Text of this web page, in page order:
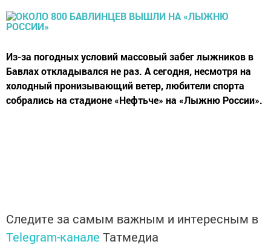
Из-за погодных условий массовый забег лыжников в
Бавлах откладывался не раз. А сегодня, несмотря на
холодный пронизывающий ветер, любители спорта
собрались на стадионе «Нефтьче» на «Лыжню России».
Следите за самым важным и интересным в
Telegram-канале Татмедиа